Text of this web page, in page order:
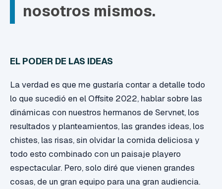
nosotros mismos.
EL PODER DE LAS IDEAS
La verdad es que me gustaría contar a detalle todo
lo que sucedió en el Offsite 2022, hablar sobre las
dinámicas con nuestros hermanos de Servnet, los
resultados y planteamientos, las grandes ideas, los
chistes, las risas, sin olvidar la comida deliciosa y
todo esto combinado con un paisaje playero
espectacular. Pero, solo diré que vienen grandes
cosas, de un gran equipo para una gran audiencia.